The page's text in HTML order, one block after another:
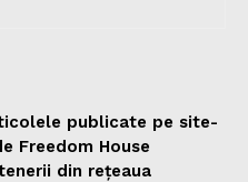
publicate pe site-
Freedom House
din rețeaua